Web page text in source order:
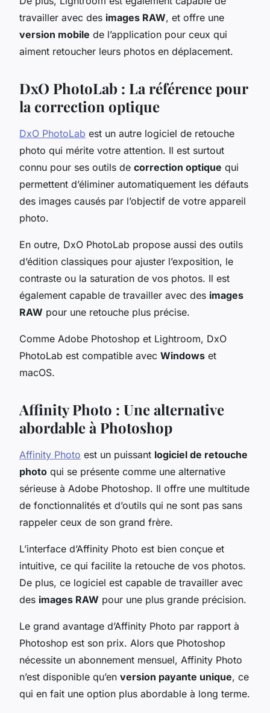
travailler avec des images RAW, et offre une
version mobile de l’application pour ceux qui
aiment retoucher leurs photos en déplacement.
DxO PhotoLab : La référence pour
la correction optique
DxO PhotoLab est un autre logiciel de retouche
photo qui mérite votre attention. Il est surtout
connu pour ses outils de correction optique qui
permettent d’éliminer automatiquement les défauts
des images causés par l’objectif de votre appareil
photo.
En outre, DxO PhotoLab propose aussi des outils
d’édition classiques pour ajuster l’exposition, le
contraste ou la saturation de vos photos. Il est
également capable de travailler avec des images
RAW pour une retouche plus précise.
Comme Adobe Photoshop et Lightroom, DxO
PhotoLab est compatible avec Windows et
macOS.
Affinity Photo : Une alternative
abordable à Photoshop
Affinity Photo est un puissant logiciel de retouche
photo qui se présente comme une alternative
sérieuse à Adobe Photoshop. Il offre une multitude
de fonctionnalités et d’outils qui ne sont pas sans
rappeler ceux de son grand frère.
L’interface d’Affinity Photo est bien conçue et
intuitive, ce qui facilite la retouche de vos photos.
De plus, ce logiciel est capable de travailler avec
des images RAW pour une plus grande précision.
Le grand avantage d’Affinity Photo par rapport à
Photoshop est son prix. Alors que Photoshop
nécessite un abonnement mensuel, Affinity Photo
n’est disponible qu’en version payante unique, ce
qui en fait une option plus abordable à long terme.